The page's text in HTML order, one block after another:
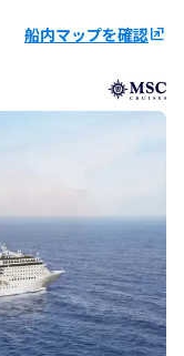
船内マップを確認ungroup